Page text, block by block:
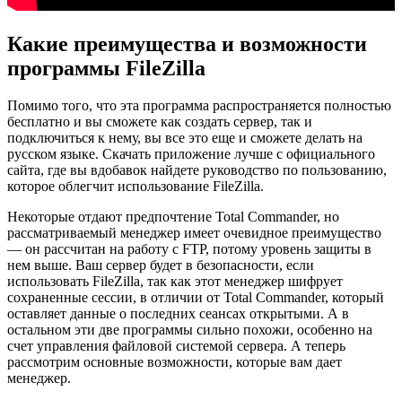
Какие преимущества и возможности
программы FileZilla
Помимо того, что эта программа распространяется полностью
бесплатно и вы сможете как создать сервер, так и
подключиться к нему, вы все это еще и сможете делать на
русском языке. Скачать приложение лучше с официального
сайта, где вы вдобавок найдете руководство по пользованию,
которое облегчит использование FileZilla.
Некоторые отдают предпочтение Total Commander, но
рассматриваемый менеджер имеет очевидное преимущество
— он рассчитан на работу с FTP, потому уровень защиты в
нем выше. Ваш сервер будет в безопасности, если
использовать FileZilla, так как этот менеджер шифрует
сохраненные сессии, в отличии от Total Commander, который
оставляет данные о последних сеансах открытыми. А в
остальном эти две программы сильно похожи, особенно на
счет управления файловой системой сервера. А теперь
рассмотрим основные возможности, которые вам дает
менеджер.